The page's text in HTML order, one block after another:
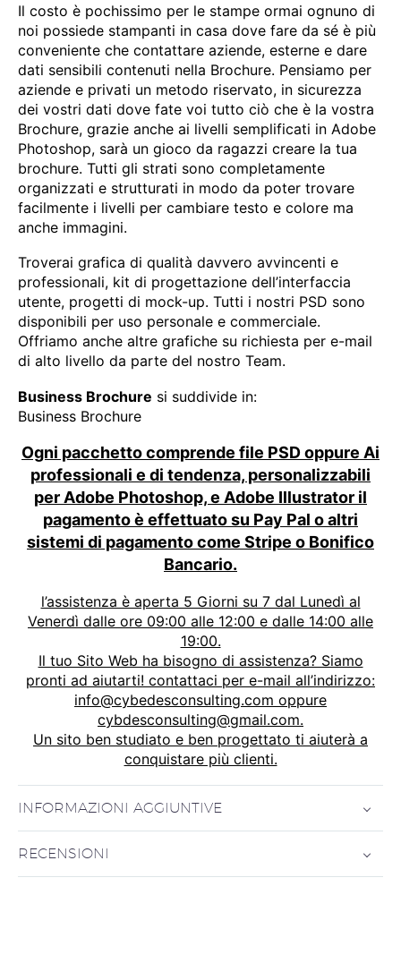
Il costo è pochissimo per le stampe ormai ognuno di
noi possiede stampanti in casa dove fare da sé è più
conveniente che contattare aziende, esterne e dare
dati sensibili contenuti nella Brochure. Pensiamo per
aziende e privati un metodo riservato, in sicurezza
dei vostri dati dove fate voi tutto ciò che è la vostra
Brochure, grazie anche ai livelli semplificati in Adobe
Photoshop, sarà un gioco da ragazzi creare la tua
brochure. Tutti gli strati sono completamente
organizzati e strutturati in modo da poter trovare
facilmente i livelli per cambiare testo e colore ma
anche immagini.
Troverai grafica di qualità davvero avvincenti e
professionali, kit di progettazione dell’interfaccia
utente, progetti di mock-up. Tutti i nostri PSD sono
disponibili per uso personale e commerciale.
Offriamo anche altre grafiche su richiesta per e-mail
di alto livello da parte del nostro Team.
Business Brochure si suddivide in:
Business Brochure
Ogni pacchetto comprende file PSD oppure Ai
professionali e di tendenza, personalizzabili
per Adobe Photoshop, e Adobe Illustrator il
pagamento è effettuato su Pay Pal o altri
sistemi di pagamento come Stripe o Bonifico
Bancario.
l’assistenza è aperta 5 Giorni su 7 dal Lunedì al
Venerdì dalle ore 09:00 alle 12:00 e dalle 14:00 alle
19:00.
Il tuo Sito Web ha bisogno di assistenza? Siamo
pronti ad aiutarti! contattaci per e-mail all’indirizzo:
info@cybedesconsulting.com oppure
cybdesconsulting@gmail.com.
Un sito ben studiato e ben progettato ti aiuterà a
conquistare più clienti.
INFORMAZIONI AGGIUNTIVE
RECENSIONI